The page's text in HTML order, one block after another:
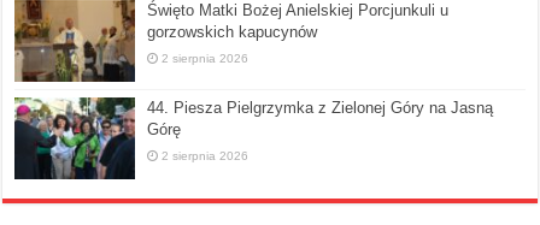
Święto Matki Bożej Anielskiej Porcjunkuli u
gorzowskich kapucynów
2 sierpnia 2026
44. Piesza Pielgrzymka z Zielonej Góry na Jasną
Górę
2 sierpnia 2026